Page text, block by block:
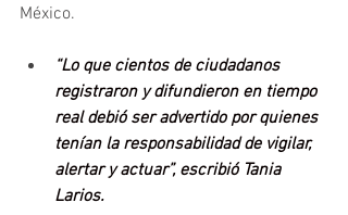
México.
“Lo que cientos de ciudadanos
registraron y difundieron en tiempo
real debió ser advertido por quienes
tenían la responsabilidad de vigilar,
alertar y actuar”, escribió Tania
Larios.